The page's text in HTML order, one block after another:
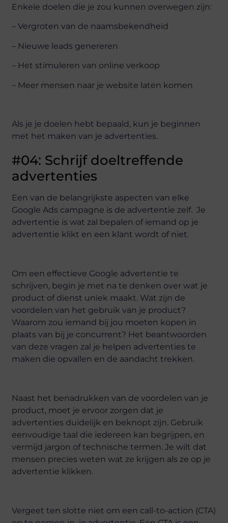
Enkele doelen die je zou kunnen overwegen zijn:
– Vergroten van de naamsbekendheid
– Nieuwe leads genereren
– Het stimuleren van online verkoop
– Meer mensen naar je website laten komen
Als je je doelen hebt bepaald, kun je beginnen
met het maken van je advertenties.
#04: Schrijf doeltreffende
advertenties
Een van de belangrijkste aspecten van elke
Google Ads campagne is de advertentie zelf. Je
advertentie is wat zal bepalen of iemand op je
advertentie klikt en een klant wordt of niet.
Om een effectieve Google advertentie te
schrijven, begin je met na te denken over wat je
product of dienst uniek maakt. Wat zijn de
voordelen van het gebruik van je product?
Waarom zou iemand bij jou moeten kopen in
plaats van bij je concurrent? Het beantwoorden
van deze vragen zal je helpen advertenties te
maken die opvallen en de aandacht trekken.
Naast het benadrukken van de voordelen van je
product, moet je ervoor zorgen dat je
advertenties duidelijk en beknopt zijn. Gebruik
eenvoudige taal die iedereen kan begrijpen, en
vermijd jargon of technische termen. Je wilt dat
mensen precies weten wat ze krijgen als ze op je
advertentie klikken.
Vergeet ten slotte niet om een call-to-action (CTA)